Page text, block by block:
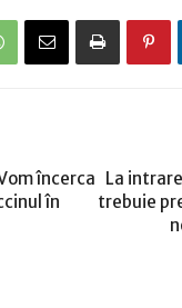
încerca
în
La
trebuie